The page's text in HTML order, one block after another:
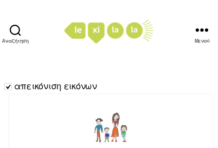
Αναζήτηση Μενού
απεικόνιση εικόνων